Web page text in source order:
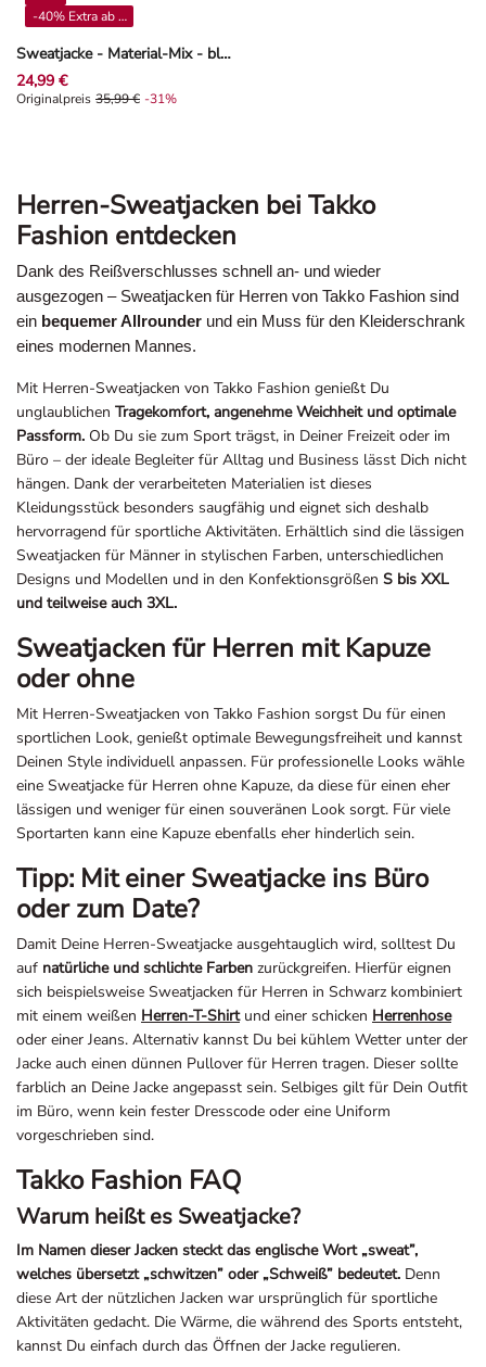
Sweatjacke - Material-Mix - blau
-40% Extra ab 4**
24,99 €
Originalpreis 35,99 €, Rabat -31%
Originalpreis 35,99 € -31%
Herren-Sweatjacken bei Takko
Fashion entdecken
Dank des Reißverschlusses schnell an- und wieder
ausgezogen – Sweatjacken für Herren von Takko Fashion sind
ein bequemer Allrounder und ein Muss für den Kleiderschrank
eines modernen Mannes.
Mit Herren-Sweatjacken von Takko Fashion genießt Du
unglaublichen Tragekomfort, angenehme Weichheit und optimale
Passform. Ob Du sie zum Sport trägst, in Deiner Freizeit oder im
Büro – der ideale Begleiter für Alltag und Business lässt Dich nicht
hängen. Dank der verarbeiteten Materialien ist dieses
Kleidungsstück besonders saugfähig und eignet sich deshalb
hervorragend für sportliche Aktivitäten. Erhältlich sind die lässigen
Sweatjacken für Männer in stylischen Farben, unterschiedlichen
Designs und Modellen und in den Konfektionsgrößen S bis XXL
und teilweise auch 3XL.
Sweatjacken für Herren mit Kapuze
oder ohne
Mit Herren-Sweatjacken von Takko Fashion sorgst Du für einen
sportlichen Look, genießt optimale Bewegungsfreiheit und kannst
Deinen Style individuell anpassen. Für professionelle Looks wähle
eine Sweatjacke für Herren ohne Kapuze, da diese für einen eher
lässigen und weniger für einen souveränen Look sorgt. Für viele
Sportarten kann eine Kapuze ebenfalls eher hinderlich sein.
Tipp: Mit einer Sweatjacke ins Büro
oder zum Date?
Damit Deine Herren-Sweatjacke ausgehtauglich wird, solltest Du
auf natürliche und schlichte Farben zurückgreifen. Hierfür eignen
sich beispielsweise Sweatjacken für Herren in Schwarz kombiniert
mit einem weißen Herren-T-Shirtund einer schicken Herrenhose
oder einer Jeans. Alternativ kannst Du bei kühlem Wetter unter der
Jacke auch einen dünnen Pullover für Herren tragen. Dieser sollte
farblich an Deine Jacke angepasst sein. Selbiges gilt für Dein Outfit
im Büro, wenn kein fester Dresscode oder eine Uniform
vorgeschrieben sind.
Takko Fashion FAQ
Warum heißt es Sweatjacke?
Im Namen dieser Jacken steckt das englische Wort „sweat”,
welches übersetzt „schwitzen” oder „Schweiß” bedeutet. Denn
diese Art der nützlichen Jacken war ursprünglich für sportliche
Aktivitäten gedacht. Die Wärme, die während des Sports entsteht,
kannst Du einfach durch das Öffnen der Jacke regulieren.